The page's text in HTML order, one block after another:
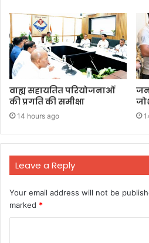
वाह्य सहायतित परियोजनाओं
की प्रगति की समीक्षा
14 hours ago
Leave a Reply
Your email address will not be
marked *